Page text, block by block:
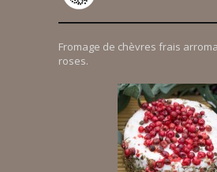
Fromage de chèvres frais
roses.